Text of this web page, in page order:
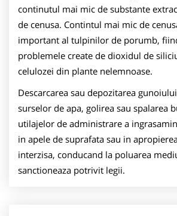
continutul mai mic de substante
de cenusa. Contintul mai mic de
important al tulpinilor de porumb,
problemele create de dioxidul de
celulozei din plante nelemnoase.
Descarcarea sau depozitarea
surselor de apa, golirea sau spalarea
utilajelor de administrare a
in apele de suprafata sau in
interzisa, conducand la poluarea
sanctioneaza potrivit legii.